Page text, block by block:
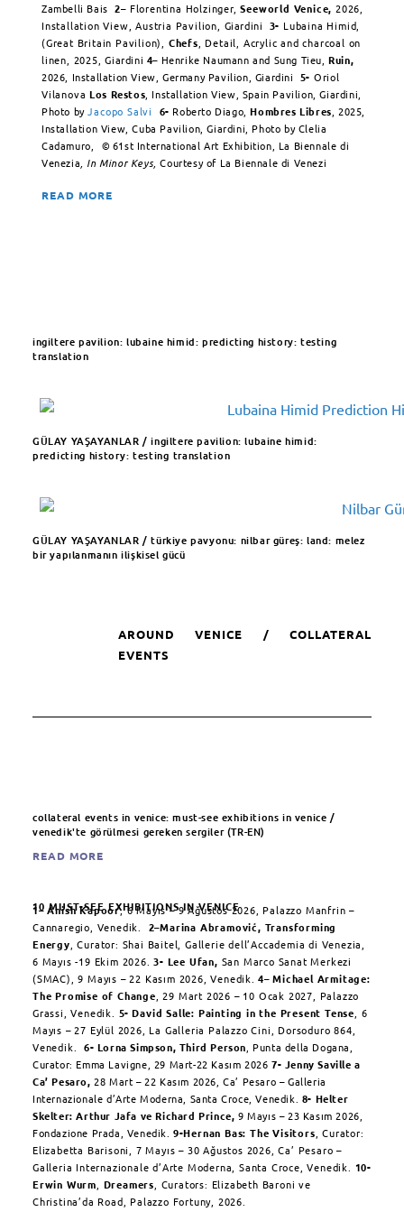
Zambelli Bais 2– Florentina Holzinger,Seeworld Venice,2026,
Installation View, Austria Pavilion, Giardini 3- Lubaina Himid,
(Great Britain Pavilion), Chefs, Detail, Acrylic and charcoal on
linen, 2025,Giardini 4– Henrike Naumann and Sung Tieu,Ruin,
2026, Installation View, Germany Pavilion, Giardini 5- Oriol
VilanovaLos Restos, Installation View, Spain Pavilion, Giardini,
Photo byJacopo Salvi 6- Roberto Diago,Hombres Libres, 2025,
Installation View, Cuba Pavilion, Giardini, Photo by Clelia
Cadamuro, © 61st International Art Exhibition, La Biennale di
Venezia, In Minor Keys,Courtesy of La Biennale di Venezi
READ MORE
ingiltere pavilion: lubaine himid: predicting history: testing
translation ​
GÜLAY YAŞAYANLAR / ingiltere pavilion: lubaine himid:
predicting history: testing translation
GÜLAY YAŞAYANLAR / türkiye pavyonu: nilbar güreş: land: melez
bir yapılanmanın ilişkisel gücü
AROUND VENICE / COLLATERAL
EVENTS
collateral events in venice: must-see exhibitions in venice /
venedik'te görülmesi gereken sergiler (TR-EN)
READ MORE
10 MUST-SEE EXHIBITIONS IN VENICE
1–Anish Kapoor, 6 Mayıs – 9 Ağustos 2026, Palazzo Manfrin –
Cannaregio, Venedik.
2–Marina Abramović, Transforming
Energy , Curator: Shai Baitel, Gallerie dell’Accademia di Venezia,
6 Mayıs -19 Ekim 2026. 3- Lee Ufan, San Marco Sanat Merkezi
(SMAC), 9 Mayıs – 22 Kasım 2026, Venedik. 4–Michael Armitage:
The Promise of Change , 29 Mart 2026 – 10 Ocak 2027, Palazzo
Grassi, Venedik. 5-David Salle: Painting in the Present Tense , 6
Mayıs – 27 Eylül 2026, La Galleria Palazzo Cini, Dorsoduro 864,
Venedik. 6- Lorna Simpson, Third Person , Punta della Dogana,
Curator: Emma Lavigne, 29 Mart-22 Kasım 2026 7- Jenny Saville a
Ca’ Pesaro,28 Mart – 22 Kasım 2026, Ca’ Pesaro – Galleria
Internazionale d’Arte Moderna, Santa Croce, Venedik. 8- Helter
Skelter: Arthur Jafa ve Richard Prince,9 Mayıs – 23 Kasım 2026,
Fondazione Prada, Venedik. 9-Hernan Bas: The Visitors , Curator:
Elizabetta Barisoni, 7 Mayıs – 30 Ağustos 2026, Ca’ Pesaro –
Galleria Internazionale d’Arte Moderna, Santa Croce, Venedik. 10-
Erwin Wurm Dreamers , Curators: Elizabeth Baroni ve
Christina’da Road, Palazzo Fortuny, 2026.